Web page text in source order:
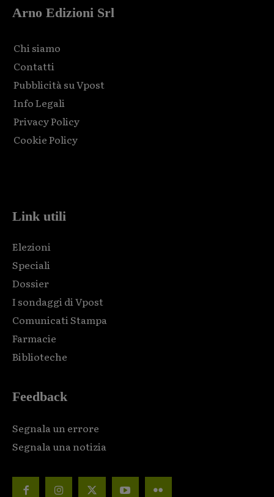
Arno Edizioni Srl
Chi siamo
Contatti
Pubblicità su Vpost
Info Legali
Privacy Policy
Cookie Policy
Link utili
Elezioni
Speciali
Dossier
I sondaggi di Vpost
Comunicati Stampa
Farmacie
Biblioteche
Feedback
Segnala un errore
Segnala una notizia